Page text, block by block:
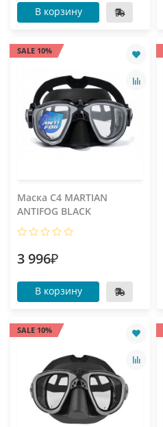
В корзину
SALE 10%
Маска C4 MARTIAN
ANTIFOG BLACK
3 996₽
В корзину
SALE 10%